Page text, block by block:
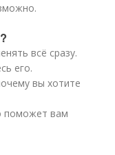
всё сразу.
его.
вы хотите
поможет вам